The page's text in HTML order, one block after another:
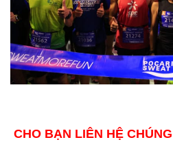
CHO BẠN LIÊN HỆ